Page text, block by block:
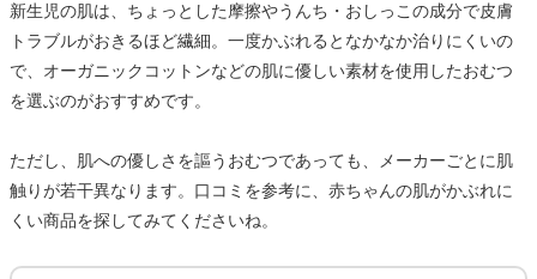
新生児の肌は、ちょっとした摩擦やうんち・おしっこの成分で皮膚
トラブルがおきるほど繊細。一度かぶれるとなかなか治りにくいの
で、オーガニックコットンなどの肌に優しい素材を使用したおむつ
を選ぶのがおすすめです。
ただし、肌への優しさを謳うおむつであっても、メーカーごとに肌
触りが若干異なります。口コミを参考に、赤ちゃんの肌がかぶれに
くい商品を探してみてくださいね。